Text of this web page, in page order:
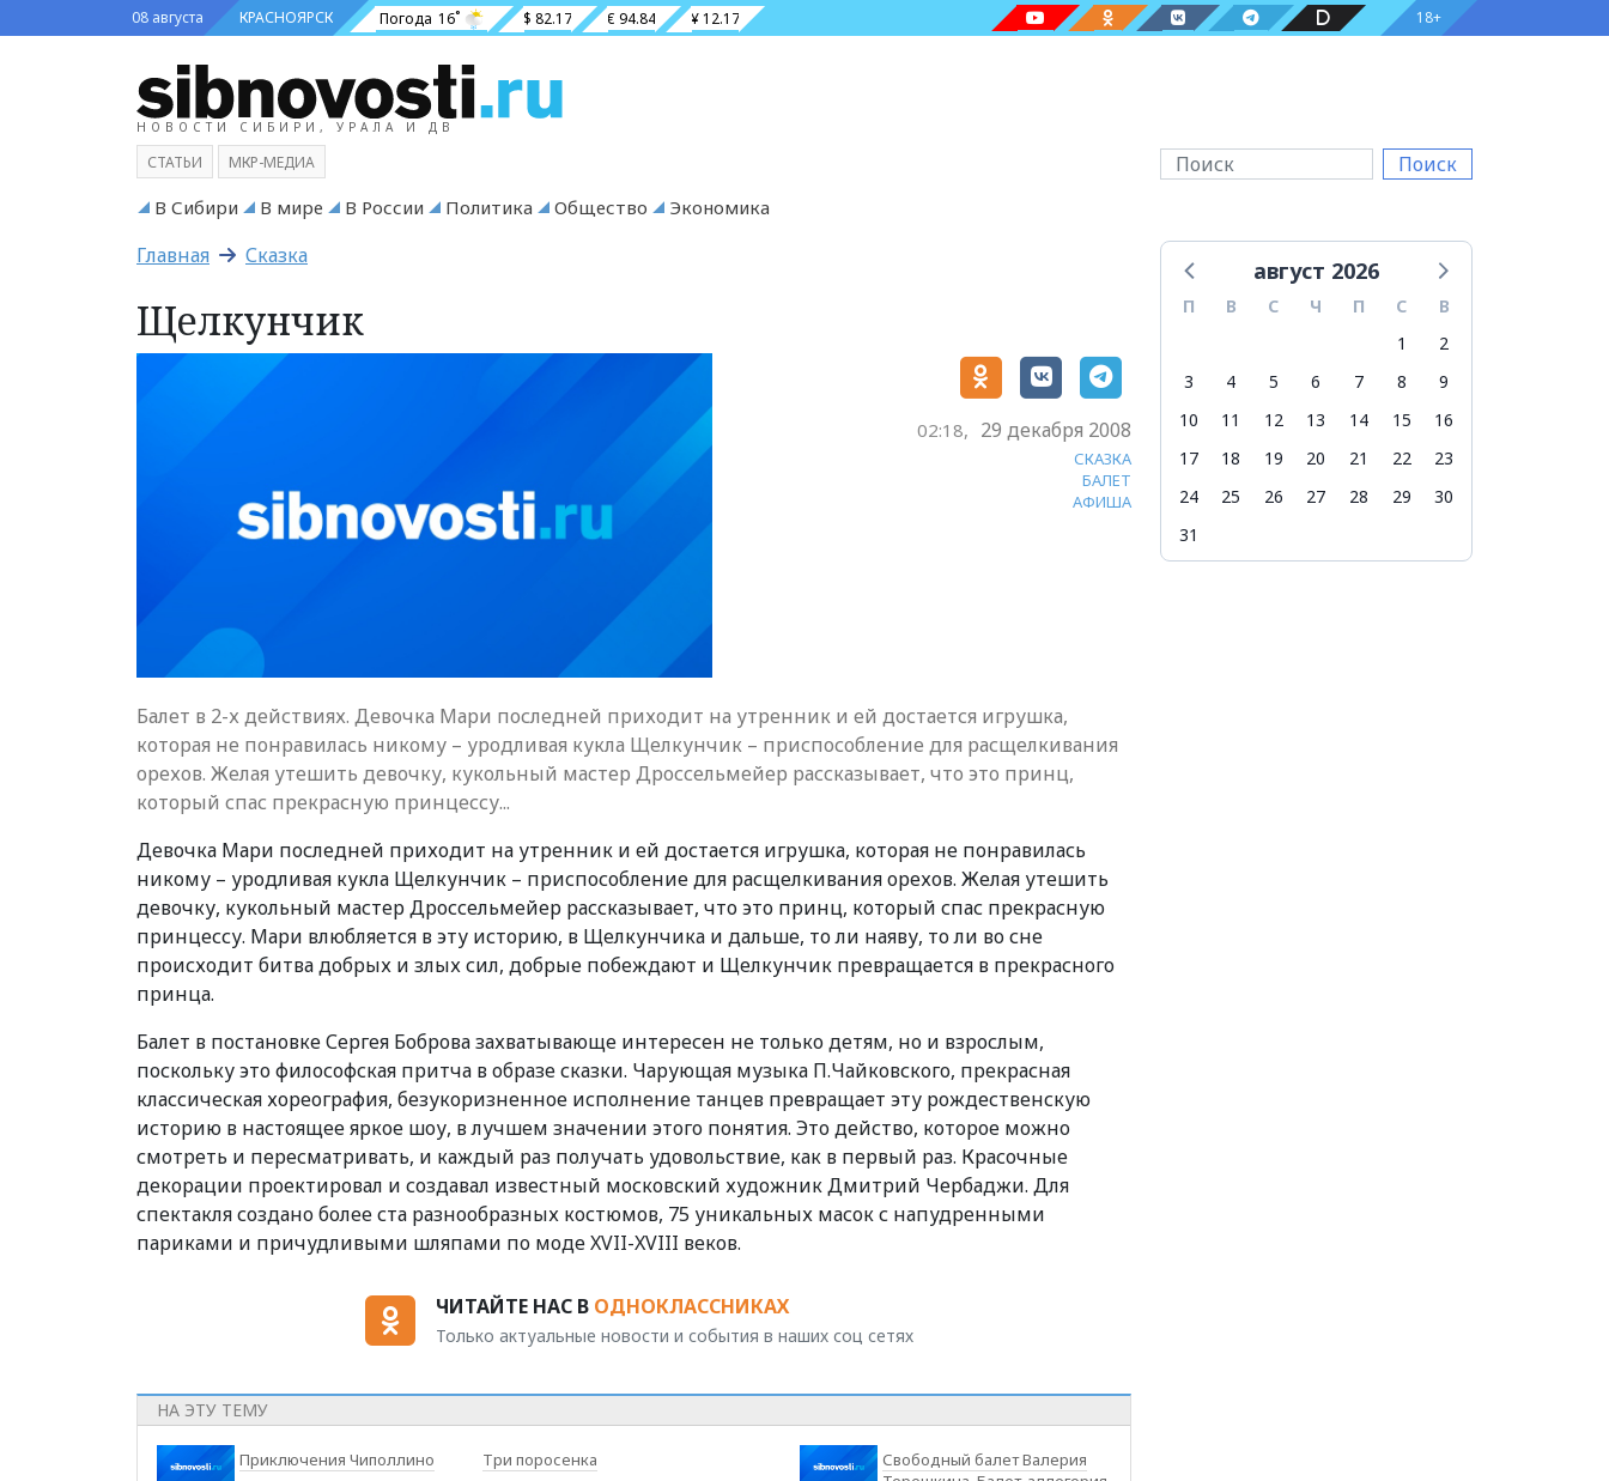
08 августа КРАСНОЯРСК Погода 16˚ $ 82.17 € 94.84 ¥ 12.17 18+
НОВОСТИ СИБИРИ, УРАЛА И ДВ
Поиск
СТАТЬИ МКР-МЕДИА
В Сибири В мире В России Политика Общество Экономика
Главная Сказка
Щелкунчик
02:18, 29 декабря 2008
СКАЗКА
БАЛЕТ
АФИША
Балет в 2-х действиях. Девочка Мари последней приходит на утренник и ей достается игрушка,
которая не понравилась никому – уродливая кукла Щелкунчик – приспособление для расщелкивания
орехов. Желая утешить девочку, кукольный мастер Дроссельмейер рассказывает, что это принц,
который спас прекрасную принцессу...
Девочка Мари последней приходит на утренник и ей достается игрушка, которая не понравилась
никому – уродливая кукла Щелкунчик – приспособление для расщелкивания орехов. Желая утешить
девочку, кукольный мастер Дроссельмейер рассказывает, что это принц, который спас прекрасную
принцессу. Мари влюбляется в эту историю, в Щелкунчика и дальше, то ли наяву, то ли во сне
происходит битва добрых и злых сил, добрые побеждают и Щелкунчик превращается в прекрасного
принца.
Балет в постановке Сергея Боброва захватывающе интересен не только детям, но и взрослым,
поскольку это философская притча в образе сказки. Чарующая музыка П.Чайковского, прекрасная
классическая хореография, безукоризненное исполнение танцев превращает эту рождественскую
историю в настоящее яркое шоу, в лучшем значении этого понятия. Это действо, которое можно
смотреть и пересматривать, и каждый раз получать удовольствие, как в первый раз. Красочные
декорации проектировал и создавал известный московский художник Дмитрий Чербаджи. Для
спектакля создано более ста разнообразных костюмов, 75 уникальных масок с напудренными
париками и причудливыми шляпами по моде XVII-XVIII веков.
ЧИТАЙТЕ НАС В ОДНОКЛАССНИКАХ
Только актуальные новости и события в наших соц сетях
НА ЭТУ ТЕМУ
Приключения Чиполлино Три поросенка
Свободный балет Валерия
август 2026
П В С Ч П С
В
1
2
3
4 5 6 7 8
9
10
11 12 13 14 15
16
17
18 19 20 21 22
23
24
25 26 27 28 29
30
31